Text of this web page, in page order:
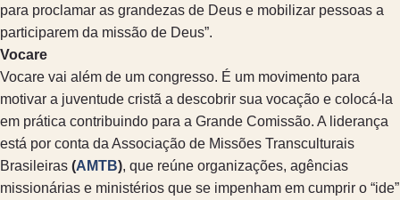
para proclamar as grandezas de Deus e mobilizar pessoas a
participarem da missão de Deus”.
Vocare
Vocare vai além de um congresso. É um movimento para
motivar a juventude cristã a descobrir sua vocação e colocá-la
em prática contribuindo para a Grande Comissão. A liderança
está por conta da Associação de Missões Transculturais
Brasileiras (AMTB), que reúne organizações, agências
missionárias e ministérios que se impenham em cumprir o “ide”